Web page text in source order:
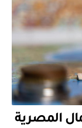
المصرية